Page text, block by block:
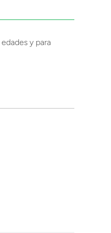
y para